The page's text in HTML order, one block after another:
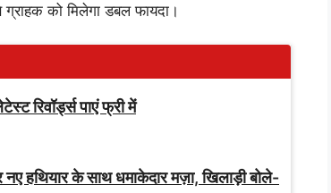
को मिलेगा डबल फायदा।
पाएं फ्री में
के साथ धमाकेदार मज़ा, खिलाड़ी बोले-